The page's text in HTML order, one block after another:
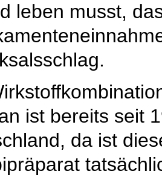
leben musst,
ist bereits seit
da ist